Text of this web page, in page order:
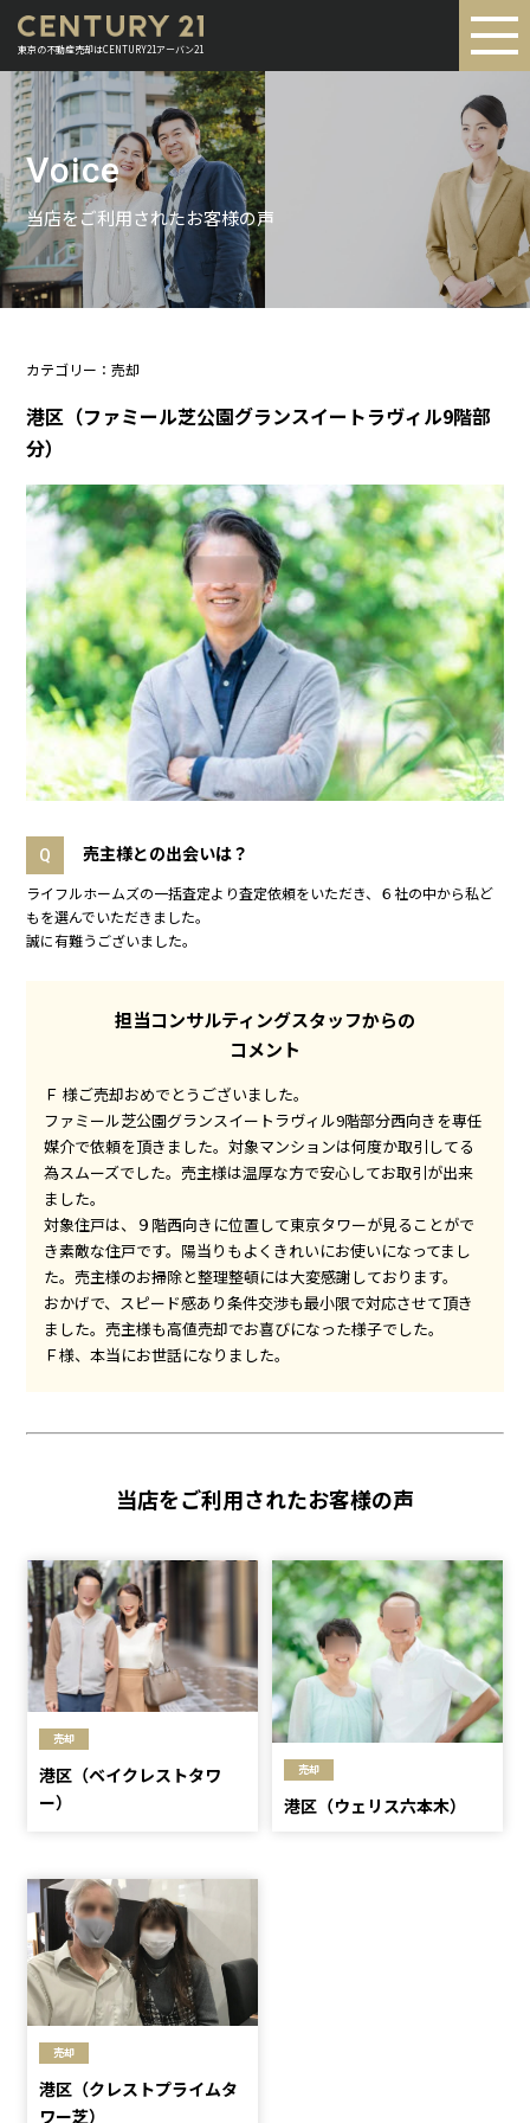
東京の不動産売却はCENTURY21アーバン21
Voice
当店をご利用されたお客様の声
カテゴリー：売却
港区（ファミール芝公園グランスイートラヴィル9階部
分）
Q 売主様との出会いは？
ライフルホームズの一括査定より査定依頼をいただき、６社の中から私ど
もを選んでいただきました。
誠に有難うございました。
担当コンサルティングスタッフからの
コメント
Ｆ 様ご売却おめでとうございました。
ファミール芝公園グランスイートラヴィル9階部分西向きを専任
媒介で依頼を頂きました。対象マンションは何度か取引してる
為スムーズでした。売主様は温厚な方で安心してお取引が出来
ました。
対象住戸は、９階西向きに位置して東京タワーが見ることがで
き素敵な住戸です。陽当りもよくきれいにお使いになってまし
た。売主様のお掃除と整理整頓には大変感謝しております。
おかげで、スピード感あり条件交渉も最小限で対応させて頂き
ました。売主様も高値売却でお喜びになった様子でした。
Ｆ様、本当にお世話になりました。
当店をご利用されたお客様の声
売却
港区（ベイクレストタワ
ー）
売却
港区（ウェリス六本木）
売却
港区（クレストプライムタ
ワー芝）